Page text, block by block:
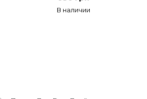
В наличии